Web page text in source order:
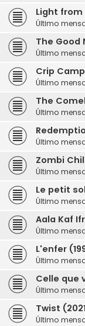
Light from
Último
The Good
Último
Crip
Último
The
Último
Último
Zombi
Último
Le petit
Último
Aala Kaf
Último
L'enfer
Último
Celle que
Último
Twist
Último